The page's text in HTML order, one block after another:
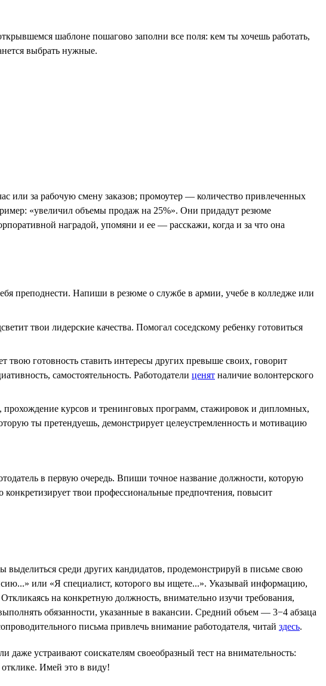
шаблоне пошагово заполни все поля: кем ты хочешь работать,
выбрать нужные.
или за рабочую смену заказов; промоутер — количество привлеченных
«увеличил объемы продаж на 25%». Они придадут резюме
наградой, упомяни и ее — расскажи, когда и за что она
преподнести. Напиши в резюме о службе в армии, учебе в колледже или
твои лидерские качества. Помогал соседскому ребенку готовиться
готовность ставить интересы других превыше своих, говорит
самостоятельность. Работодатели ценят наличие волонтерского
курсов и тренинговых программ, стажировок и дипломных,
ты претендуешь, демонстрирует целеустремленность и мотивацию
в первую очередь. Впиши точное название должности, которую
твои профессиональные предпочтения, повысит
выделиться среди других кандидатов, продемонстрируй в письме свою
или «Я специалист, которого вы ищете...». Указывай информацию,
на конкретную должность, внимательно изучи требования,
обязанности, указанные в вакансии. Средний объем — 3−4 абзаца
письма привлечь внимание работодателя, читай здесь.
устраивают соискателям своеобразный тест на внимательность:
Имей это в виду!